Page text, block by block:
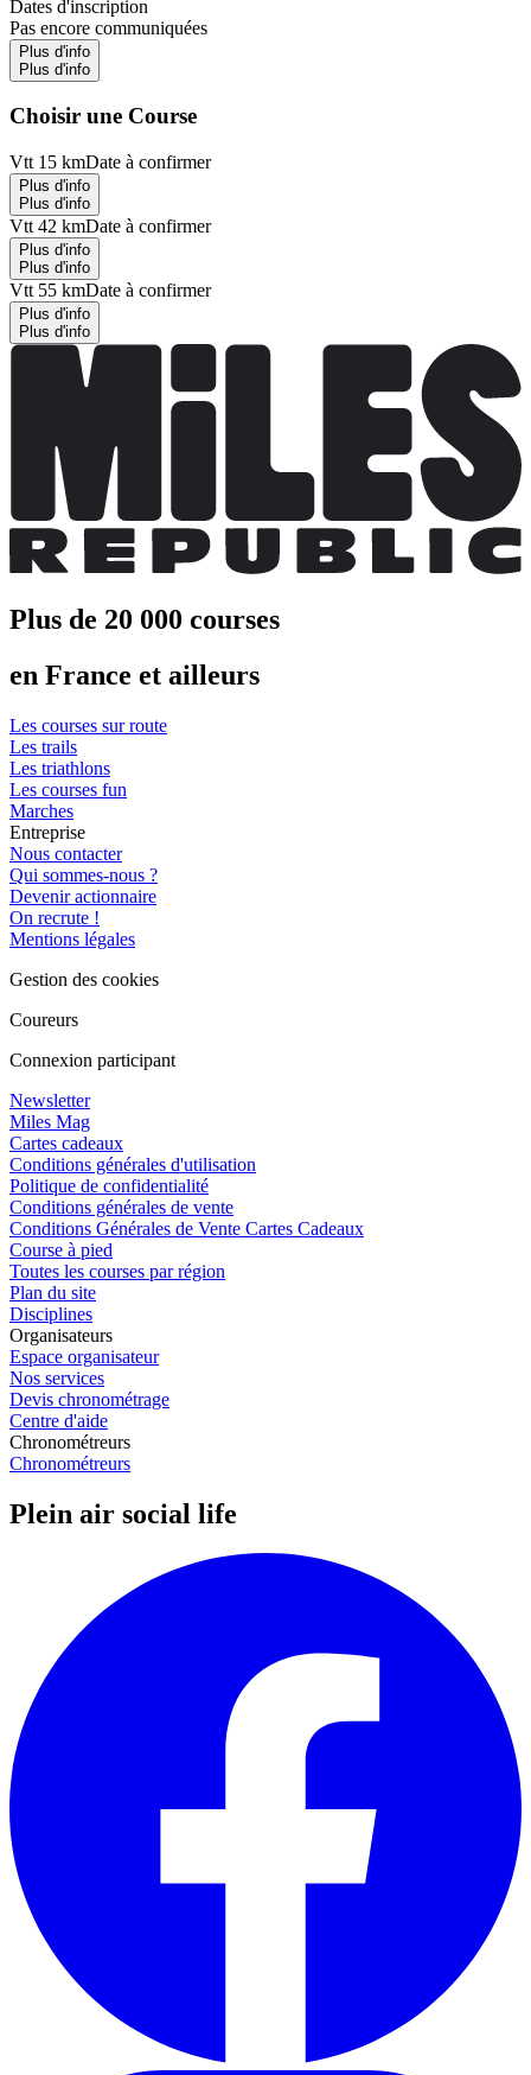
Dates d'inscription
Pas encore communiquées
Plus d'info
Plus d'info
Choisir une Course
Vtt 15 kmDate à confirmer
Plus d'info
Plus d'info
Vtt 42 kmDate à confirmer
Plus d'info
Plus d'info
Vtt 55 kmDate à confirmer
Plus d'info
Plus d'info
Plus de 20 000 courses
en France et ailleurs
Les courses sur route
Les trails
Les triathlons
Les courses fun
Marches
Entreprise
Nous contacter
Qui sommes-nous ?
Devenir actionnaire
On recrute !
Mentions légales
Gestion des cookies
Coureurs
Connexion participant
Newsletter
Miles Mag
Cartes cadeaux
Conditions générales d'utilisation
Politique de confidentialité
Conditions générales de vente
Conditions Générales de Vente Cartes Cadeaux
Course à pied
Toutes les courses par région
Plan du site
Disciplines
Organisateurs
Espace organisateur
Nos services
Devis chronométrage
Centre d'aide
Chronométreurs
Chronométreurs
Plein air social life